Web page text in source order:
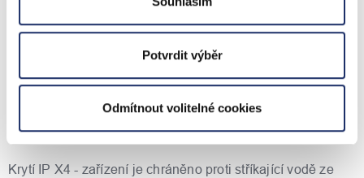
Potvrdit výběr
Odmítnout volitelné cookies
příspěvek.
Výrobce: Ariston holding N.V., Milán, Itálie, eml.:
ariston.cz@ariston.com, tel.: +420 222 713 455
Záruční lhůta: 24 měsíců
Krytí IP X4 - zařízení je chráněno proti stříkající vodě ze